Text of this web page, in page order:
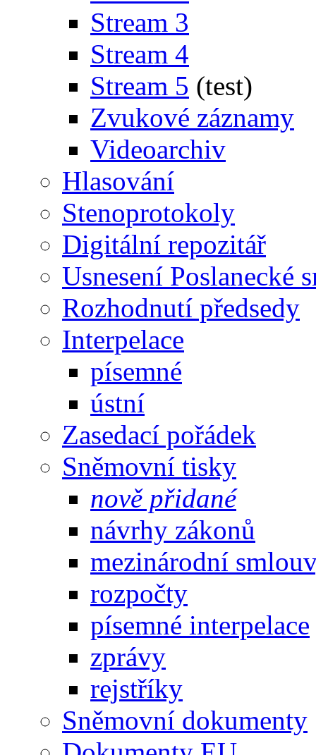
Stream 3
Stream 4
Stream 5 (test)
Zvukové záznamy
Videoarchiv
Hlasování
Stenoprotokoly
Digitální repozitář
Usnesení Poslanecké
Rozhodnutí předsedy
Interpelace
písemné
ústní
Zasedací pořádek
Sněmovní tisky
nově přidané
návrhy zákonů
mezinárodní
rozpočty
písemné interpelace
zprávy
rejstříky
Sněmovní dokumenty